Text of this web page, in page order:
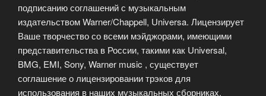
подписанию соглашений с музыкальным
издательством Warner/Chappell, Universa. Лицензирует
Ваше творчество со всеми мэйджорами, имеющими
представительства в России, такими как Universal,
BMG, EMI, Sony, Warner music , существует
соглашение о лицензировании трэков для
использования в наших музыкальных сборниках.